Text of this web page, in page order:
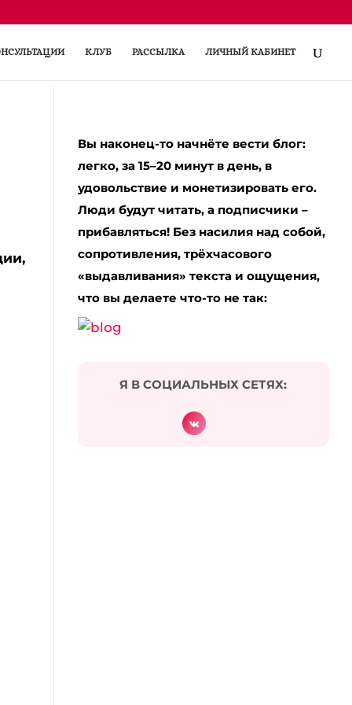
КЛУБ РАССЫЛКА ЛИЧНЫЙ КАБИНЕТ
Вы наконец-то начнёте вести блог:
легко, за 15–20 минут в день, в
удовольствие и монетизировать его.
Люди будут читать, а подписчики –
прибавляться! Без насилия над собой,
сопротивления, трёхчасового
«выдавливания» текста и ощущения,
что вы делаете что-то не так:
Я В СОЦИАЛЬНЫХ СЕТЯХ: